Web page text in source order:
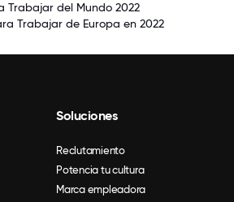
Trabajar del Mundo 2022
Trabajar de Europa en 2022
Soluciones
Reclutamiento
Potencia tu cultura
Marca empleadora